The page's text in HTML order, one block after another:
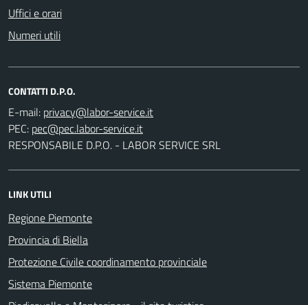
Uffici e orari
Numeri utili
CONTATTI D.P.O.
E-mail:
PEC:
RESPONSABILE D.P.O. - LABOR SERVICE SRL
LINK UTILI
Regione Piemonte
Provincia di Biella
Protezione Civile coordinamento provinciale
Sistema Piemonte